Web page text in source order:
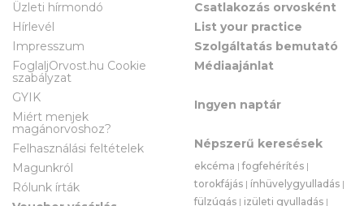
Üzleti hírmondó
Hírlevél
Impresszum
FoglaljOrvost.hu Cookie
szabályzat
GYIK
Miért menjek
magánorvoshoz?
Felhasználási feltételek
Magunkról
Rólunk írták
Csatlakozás orvosként
List your practice
Szolgáltatás bemutató
Médiaajánlat
Ingyen naptár
Népszerű keresések
ekcéma |fogfehérítés |
torokfájás | ínhüvelygyulladás |
fülzúgás | izületi gyulladás |